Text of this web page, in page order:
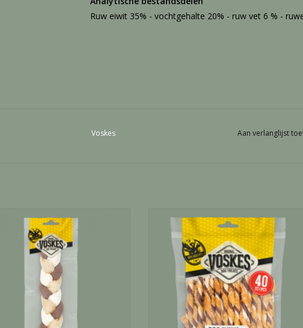
Ruw eiwit 35% - vochtgehalte 20% - ruw vet 6 % -
Voskes Aan verlanglijst
TOEVOEGEN AAN WINKELWAGEN
TOEVOEGEN AAN WINKELWAGEN